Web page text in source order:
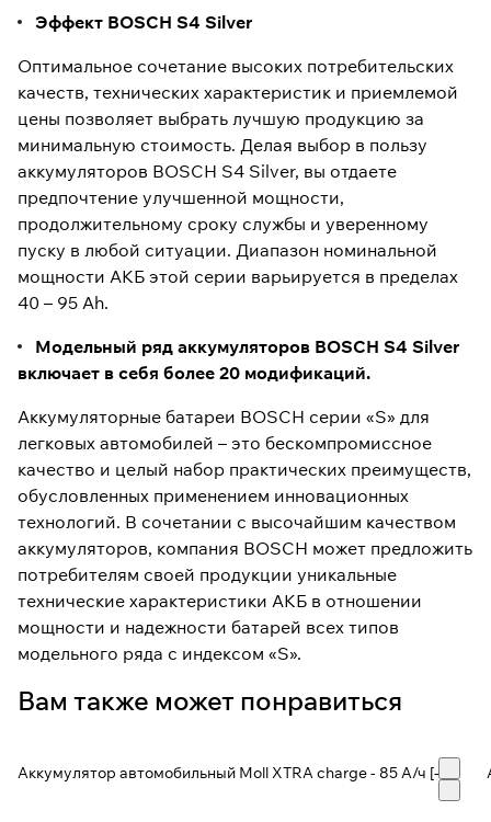
Эффект BOSCH S4 Silver
Оптимальное сочетание высоких потребительских
качеств, технических характеристик и приемлемой
цены позволяет выбрать лучшую продукцию за
минимальную стоимость. Делая выбор в пользу
аккумуляторов BOSCH S4 Silver, вы отдаете
предпочтение улучшенной мощности,
продолжительному сроку службы и уверенному
пуску в любой ситуации. Диапазон номинальной
мощности АКБ этой серии варьируется в пределах
40 – 95 Ah.
Модельный ряд аккумуляторов BOSCH S4 Silver
включает в себя более 20 модификаций.
Аккумуляторные батареи BOSCH серии «S» для
легковых автомобилей – это бескомпромиссное
качество и целый набор практических преимуществ,
обусловленных применением инновационных
технологий. В сочетании с высочайшим качеством
аккумуляторов, компания BOSCH может предложить
потребителям своей продукции уникальные
технические характеристики АКБ в отношении
мощности и надежности батарей всех типов
модельного ряда с индексом «S».
Вам также может понравиться
Аккумулятор автомобильный Moll XTRA charge - 85 А/ч [-+]